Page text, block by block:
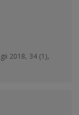
2018, 34 (1),